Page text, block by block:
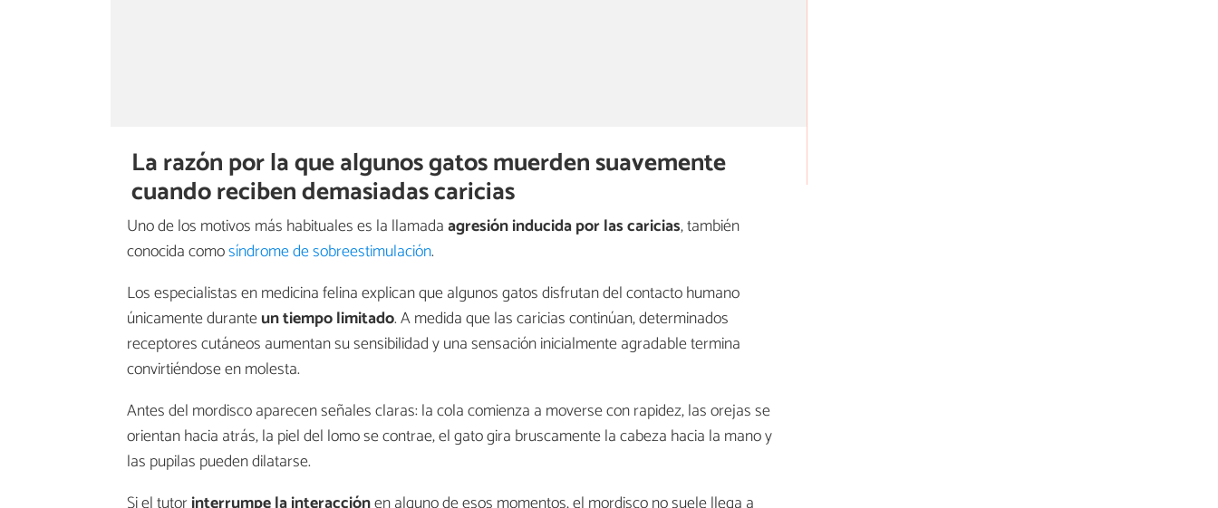
La razón por la que algunos gatos muerden suavemente
cuando reciben demasiadas caricias
Uno de los motivos más habituales es la llamadaagresión inducida por las caricias, también
conocida comosíndrome de sobreestimulación.
Los especialistas en medicina felina explican que algunos gatos disfrutan del contacto humano
únicamente duranteun tiempo limitado. A medida que las caricias continúan, determinados
receptores cutáneos aumentan su sensibilidad y una sensación inicialmente agradable termina
convirtiéndose en molesta.
Antes del mordisco aparecen señales claras: la cola comienza a moverse con rapidez, las orejas se
orientan hacia atrás, la piel del lomo se contrae, el gato gira bruscamente la cabeza hacia la mano y
las pupilas pueden dilatarse.